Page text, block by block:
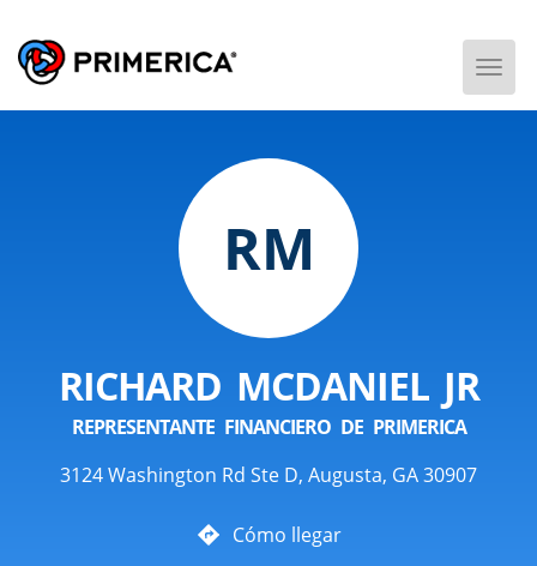
RM
RICHARD MCDANIEL JR
REPRESENTANTE FINANCIERO DE PRIMERICA
3124 Washington Rd Ste D, Augusta, GA 30907
Cómo llegar